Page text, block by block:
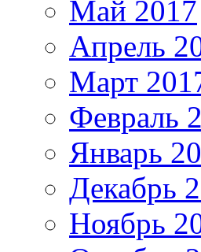
Май 2017
Апрель
Март
Февраль
Январь
Декабрь
Ноябрь